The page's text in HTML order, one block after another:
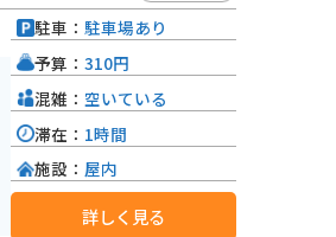
駐車： 駐車場あり
予算： 310円
混雑： 空いている
滞在： 1時間
施設： 屋内
詳しく見る